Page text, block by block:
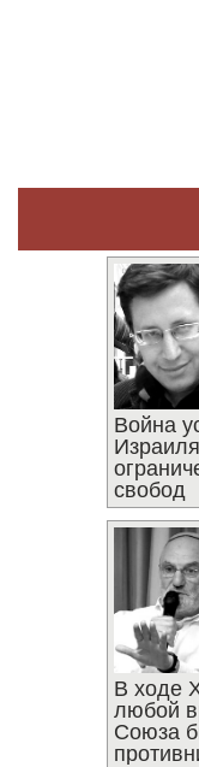
Война
свобод
В ходе
любой
Союза